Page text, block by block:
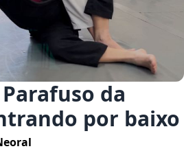
da
por baixo